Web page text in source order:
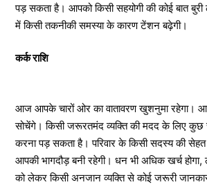
पड़ सकता है। आपको किसी सहयोगी की कोई बात
में किसी तकनीकी समस्या के कारण टेंशन बढ़ेगी।
कर्क राशि
आज आपके चारों ओर का वातावरण खुशनुमा रहेगा।
सोचेंगे। किसी जरूरतमंद व्यक्ति की मदद के लिए कुछ
करना पड़ सकता है। परिवार के किसी सदस्य की
आपकी भागदौड़ बनी रहेगी। धन भी अधिक खर्च
को लेकर किसी अनजान व्यक्ति से कोई जरूरी